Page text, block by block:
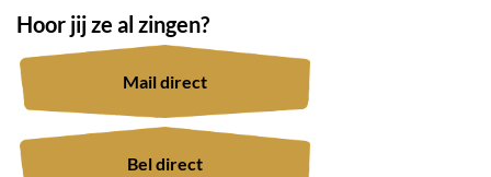
Hoor jij ze al zingen?
Mail direct
Bel direct